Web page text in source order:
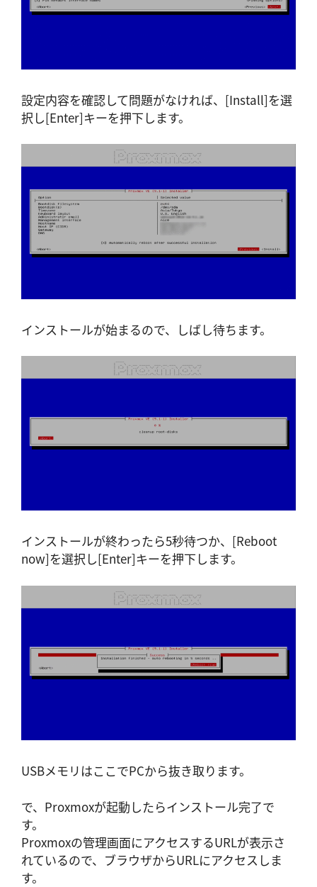
設定内容を確認して問題がなければ、[Install]を選
択し[Enter]キーを押下します。
インストールが始まるので、しばし待ちます。
インストールが終わったら5秒待つか、[Reboot
now]を選択し[Enter]キーを押下します。
USBメモリはここでPCから抜き取ります。
で、Proxmoxが起動したらインストール完了で
す。
Proxmoxの管理画面にアクセスするURLが表示さ
れているので、ブラウザからURLにアクセスしま
す。